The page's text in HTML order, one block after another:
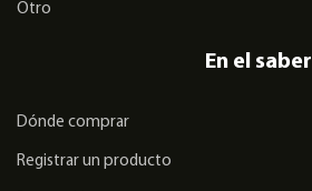
Otro
En el saber
Dónde comprar
Registrar un producto